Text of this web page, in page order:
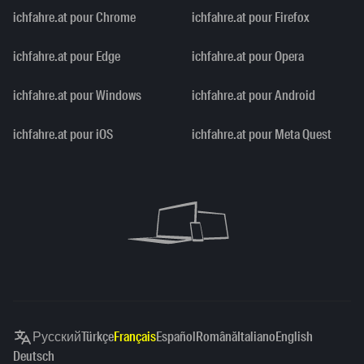
ichfahre.at pour Chrome ichfahre.at pour Firefox
ichfahre.at pour Edge ichfahre.at pour Opera
ichfahre.at pour Windows ichfahre.at pour Android
ichfahre.at pour iOS ichfahre.at pour Meta Quest
РусскийTürkçeFrançaisEspañolRomânăItalianoEnglish
Deutsch